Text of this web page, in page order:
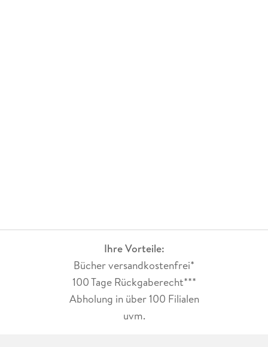
Ihre Vorteile:
Bücher versandkostenfrei*
100 Tage Rückgaberecht***
Abholung in über 100 Filialen
uvm.